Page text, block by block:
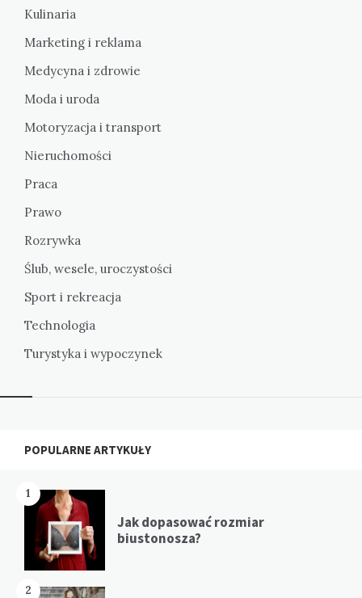
Kulinaria
Marketing i reklama
Medycyna i zdrowie
Moda i uroda
Motoryzacja i transport
Nieruchomości
Praca
Prawo
Rozrywka
Ślub, wesele, uroczystości
Sport i rekreacja
Technologia
Turystyka i wypoczynek
Widgets
POPULARNE ARTYKUŁY
1
Jak dopasować rozmiar
biustonosza?
2